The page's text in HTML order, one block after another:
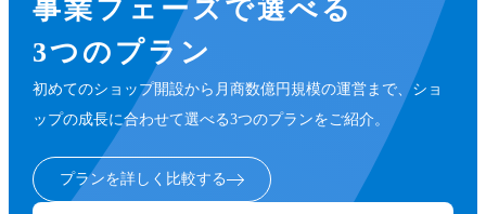
事業フェーズで選べる
3つのプラン
初めてのショップ開設から月商数億円規模の運営まで、ショ
ップの成長に合わせて選べる3つのプランをご紹介。
プランを詳しく比較する